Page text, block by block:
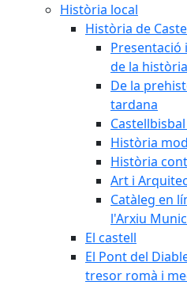
Història local
Història de
Presentació
de la
De la
tardana
Història
Història
Art i
Catàleg en
l'Arxiu
El castell
El Pont del
tresor romà i